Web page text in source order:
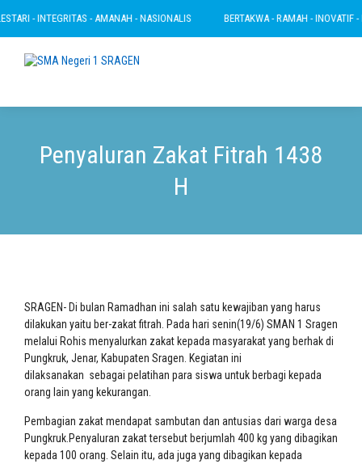
- INTEGRITAS - AMANAH - NASIONALIS BERTAKWA - RAMAH - INOVATIF -
Penyaluran Zakat Fitrah 1438
H
SRAGEN- Di bulan Ramadhan ini salah satu kewajiban yang harus
dilakukan yaitu ber-zakat fitrah. Pada hari senin(19/6) SMAN 1 Sragen
melalui Rohis menyalurkan zakat kepada masyarakat yang berhak di
Pungkruk, Jenar, Kabupaten Sragen. Kegiatan ini
dilaksanakan sebagai pelatihan para siswa untuk berbagi kepada
orang lain yang kekurangan.
Pembagian zakat mendapat sambutan dan antusias dari warga desa
Pungkruk.Penyaluran zakat tersebut berjumlah 400 kg yang dibagikan
kepada 100 orang. Selain itu, ada juga yang dibagikan kepada